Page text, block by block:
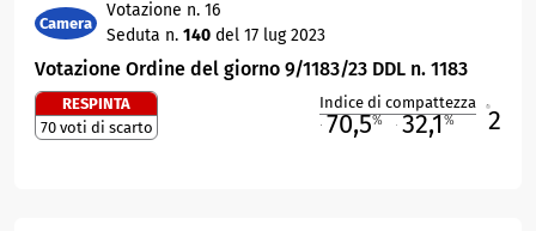
Camera
Votazione n. 16
Seduta n. 140 del 17 lug 2023
Votazione Ordine del giorno 9/1183/23 DDL n. 1183
RESPINTA
70 voti di scarto
Indice di compattezza
70,5% 32,1% 2